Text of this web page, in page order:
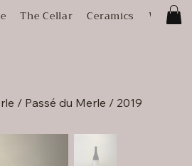
The Cellar Ceramics
/ Passé du Merle / 2019